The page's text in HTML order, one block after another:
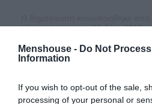
Menshouse - Do Not
Information
If you wish to opt-out of the sale,
processing of your personal or
(@_michalis)στις 30 Αύγ, 2019
πολλούς αιώνες υπό βενετική
κατοχή, με το έτος 1209 να